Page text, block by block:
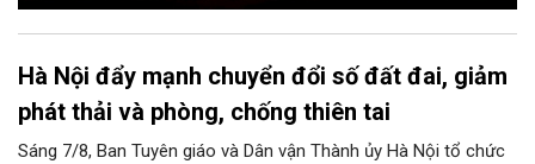
Hà Nội đẩy mạnh chuyển đổi số đất đai, giảm
phát thải và phòng, chống thiên tai
Sáng 7/8, Ban Tuyên giáo và Dân vận Thành ủy Hà Nội tổ chức